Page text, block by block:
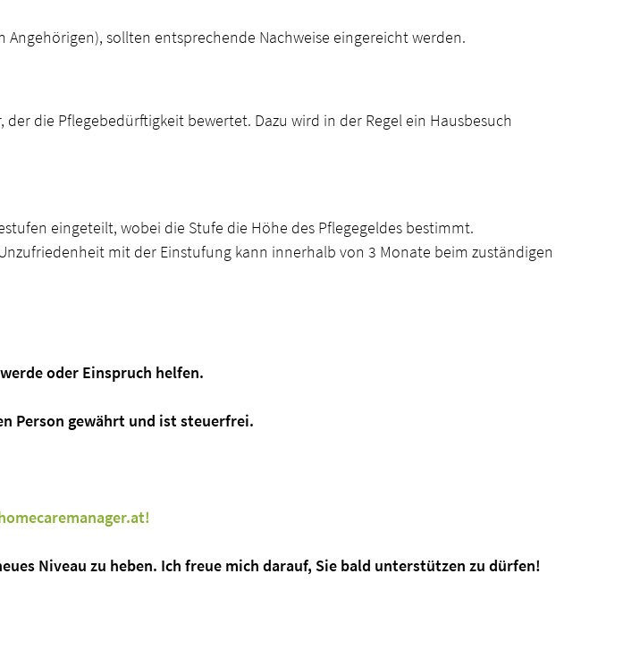
sollten entsprechende Nachweise eingereicht werden.
die Pflegebedürftigkeit bewertet. Dazu wird in der Regel ein Hausbesuch
eingeteilt, wobei die Stufe die Höhe des Pflegegeldes bestimmt.
mit der Einstufung kann innerhalb von 3 Monate beim zuständigen
oder Einspruch helfen.
Person gewährt und ist steuerfrei.
Niveau zu heben. Ich freue mich darauf, Sie bald unterstützen zu dürfen!